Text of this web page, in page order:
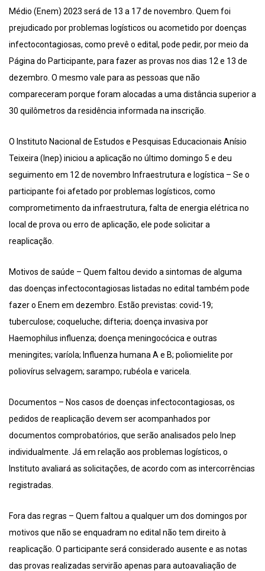
Médio (Enem) 2023 será de 13 a 17 de novembro. Quem foi
prejudicado por problemas logísticos ou acometido por doenças
infectocontagiosas, como prevê o edital, pode pedir, por meio da
Página do Participante, para fazer as provas nos dias 12 e 13 de
dezembro. O mesmo vale para as pessoas que não
compareceram porque foram alocadas a uma distância superior a
30 quilômetros da residência informada na inscrição.
O Instituto Nacional de Estudos e Pesquisas Educacionais Anísio
Teixeira (Inep) iniciou a aplicação no último domingo 5 e deu
seguimento em 12 de novembro Infraestrutura e logística – Se o
participante foi afetado por problemas logísticos, como
comprometimento da infraestrutura, falta de energia elétrica no
local de prova ou erro de aplicação, ele pode solicitar a
reaplicação.
Motivos de saúde – Quem faltou devido a sintomas de alguma
das doenças infectocontagiosas listadas no edital também pode
fazer o Enem em dezembro. Estão previstas: covid-19;
tuberculose; coqueluche; difteria; doença invasiva por
Haemophilus influenza; doença meningocócica e outras
meningites; varíola; Influenza humana A e B; poliomielite por
poliovírus selvagem; sarampo; rubéola e varicela.
Documentos – Nos casos de doenças infectocontagiosas, os
pedidos de reaplicação devem ser acompanhados por
documentos comprobatórios, que serão analisados pelo Inep
individualmente. Já em relação aos problemas logísticos, o
Instituto avaliará as solicitações, de acordo com as intercorrências
registradas.
Fora das regras – Quem faltou a qualquer um dos domingos por
motivos que não se enquadram no edital não tem direito à
reaplicação. O participante será considerado ausente e as notas
das provas realizadas servirão apenas para autoavaliação de